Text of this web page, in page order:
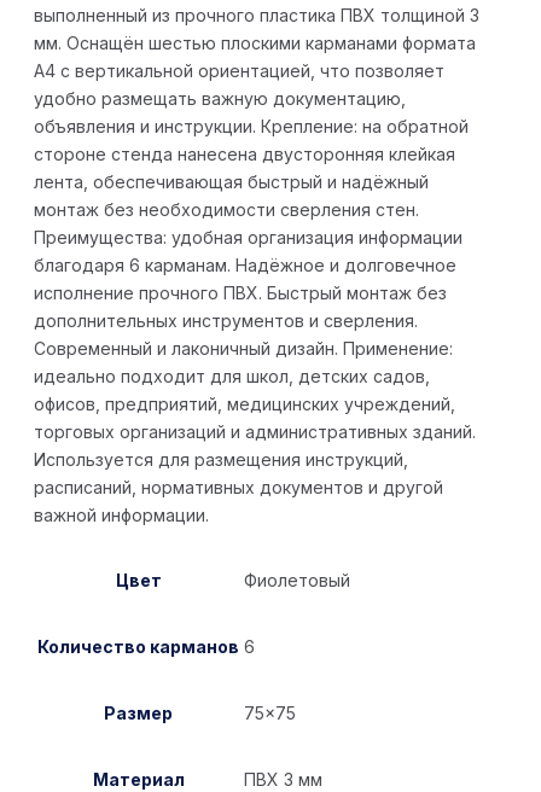
выполненный из прочного пластика ПВХ толщиной 3
мм. Оснащён шестью плоскими карманами формата
А4 с вертикальной ориентацией, что позволяет
удобно размещать важную документацию,
объявления и инструкции. Крепление: на обратной
стороне стенда нанесена двусторонняя клейкая
лента, обеспечивающая быстрый и надёжный
монтаж без необходимости сверления стен.
Преимущества: удобная организация информации
благодаря 6 карманам. Надёжное и долговечное
исполнение прочного ПВХ. Быстрый монтаж без
дополнительных инструментов и сверления.
Современный и лаконичный дизайн. Применение:
идеально подходит для школ, детских садов,
офисов, предприятий, медицинских учреждений,
торговых организаций и административных зданий.
Используется для размещения инструкций,
расписаний, нормативных документов и другой
важной информации.
Цвет Фиолетовый
Количество карманов 6
Размер 75×75
Материал ПВХ 3 мм